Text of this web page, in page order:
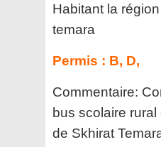
Habitant la
temara
Permis : B, D,
Commentaire:
bus scolaire
de Skhirat